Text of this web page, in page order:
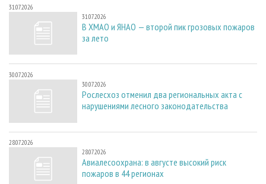
31.07.2026
31.07.2026
В ХМАО и ЯНАО — второй пик грозовых пожаров
за лето
30.07.2026
30.07.2026
Рослесхоз отменил два региональных акта с
нарушениями лесного законодательства
28.07.2026
28.07.2026
Авиалесоохрана: в августе высокий риск
пожаров в 44 регионах